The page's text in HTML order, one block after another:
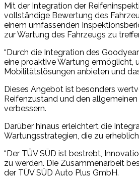
Mit der Integration der
vollständige Bewertung des
einem umfassenden
zur Wartung des Fahrzeugs zu
“Durch die Integration des
eine proaktive Wartung ermöglicht,
Mobilitätslösungen anbieten und
Dieses Angebot ist besonders
Reifenzustand und den
verbessern.
Darüber hinaus erleichtert die
Wartungsstrategien, die zu
“Der TÜV SÜD ist bestrebt,
zu werden. Die Zusammenarbeit
der TÜV SÜD Auto Plus GmbH.